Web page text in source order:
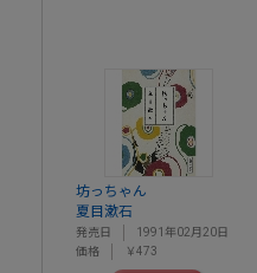
坊っちゃん
夏目漱石
発売日
1991年02月20日
価格
￥473